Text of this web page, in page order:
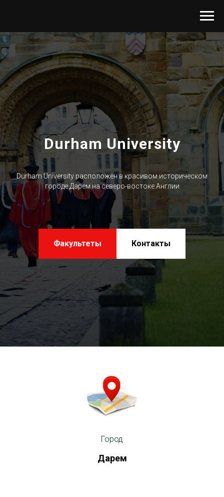
Durham University
Durham University расположен в красивом историческом
городе Дарем на северо-востоке Англии
Факультеты Контакты
Город
Дарем